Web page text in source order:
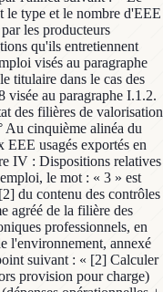
le type et le nombre d'EEE
les producteurs
qu'ils entretiennent
visés au paragraphe
titulaire dans le cas des
visée au paragraphe I.1.2.
des filières de valorisation
Au cinquième alinéa du
usagés exportés en
IV : Dispositions relatives
le mot : « 3 » est
du contenu des contrôles
agréé de la filière des
professionnels, en
l'environnement, annexé
suivant : « [2] Calculer
provision pour charge)